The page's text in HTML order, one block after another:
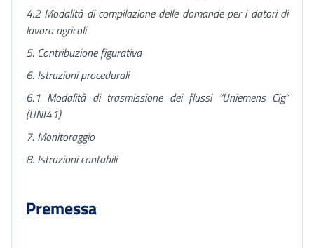
4.2 Modalità di compilazione delle domande per i datori di
lavoro agricoli
5. Contribuzione figurativa
6. Istruzioni procedurali
6.1 Modalità di trasmissione dei flussi “Uniemens Cig”
(UNI41)
7. Monitoraggio
8. Istruzioni contabili
Premessa